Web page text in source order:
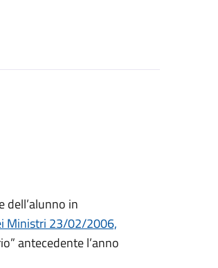
dell’alunno in
Ministri 23/02/2006,
antecedente l’anno